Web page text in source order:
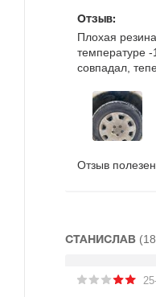
Отзыв:
Плохая
температуре -
совпадал,
Отзыв
СТАНИСЛАВ